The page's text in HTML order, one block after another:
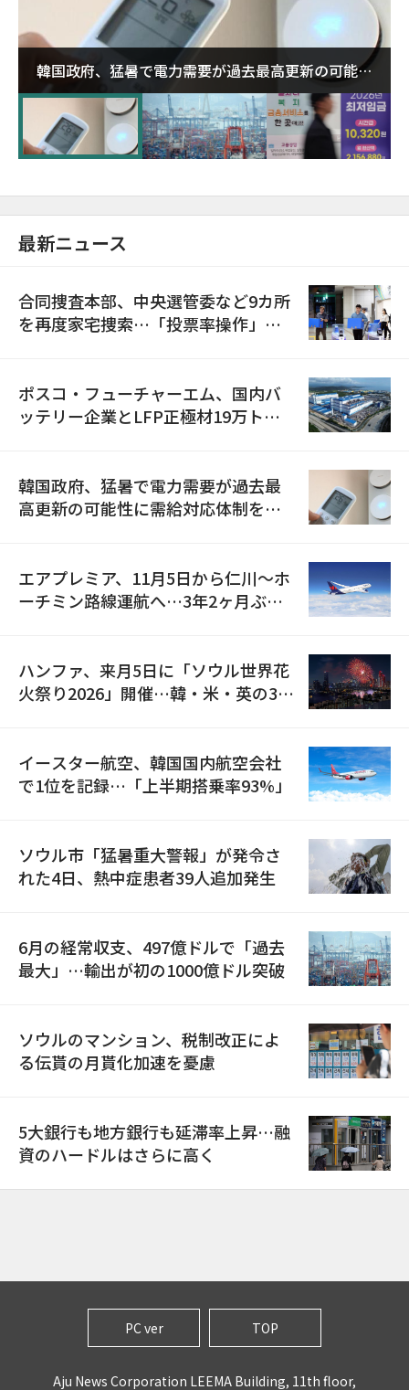
韓国政府、猛暑で電力需要が過去最高更新の可能性
に需給対応体制を点検
最新ニュース
合同捜査本部、中央選管委など9カ所
を再度家宅捜索…「投票率操作」の
ポスコ・フューチャーエム、国内バ
ッテリー企業とLFP正極材19万トン
韓国政府、猛暑で電力需要が過去最
高更新の可能性に需給対応体制を点
エアプレミア、11月5日から仁川〜ホ
ーチミン路線運航へ…3年2ヶ月ぶり
ハンファ、来月5日に「ソウル世界花
火祭り2026」開催…韓・米・英の3カ
イースター航空、韓国国内航空会社
で1位を記録…「上半期搭乗率93%」
ソウル市「猛暑重大警報」が発令さ
れた4日、熱中症患者39人追加発生
6月の経常収支、497億ドルで「過去
最大」…輸出が初の1000億ドル突破
ソウルのマンション、税制改正によ
る伝貰の月貰化加速を憂慮
5大銀行も地方銀行も延滞率上昇…融
資のハードルはさらに高く
PC ver TOP
Aju News Corporation LEEMA Building, 11th floor,